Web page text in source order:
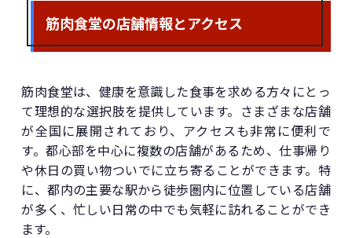
筋肉食堂の店舗情報とアクセス
筋肉食堂は、健康を意識した食事を求める方々にとっ
て理想的な選択肢を提供しています。さまざまな店舗
が全国に展開されており、アクセスも非常に便利で
す。都心部を中心に複数の店舗があるため、仕事帰り
や休日の買い物ついでに立ち寄ることができます。特
に、都内の主要な駅から徒歩圏内に位置している店舗
が多く、忙しい日常の中でも気軽に訪れることができ
ます。